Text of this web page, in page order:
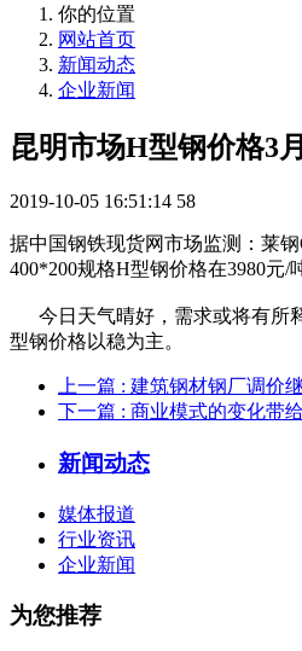
你的位置
网站首页
新闻动态
企业新闻
昆明市场H型钢价格3
2019-10-05 16:51:14 58
据中国钢铁现货网市场监测：莱
400*200规格H型钢价格在3980元/
今日天气晴好，需求或将有所
型钢价格以稳为主。
上一篇 : 建筑钢材钢厂调价
下一篇 : 商业模式的变化带
新闻动态
媒体报道
行业资讯
企业新闻
为您推荐